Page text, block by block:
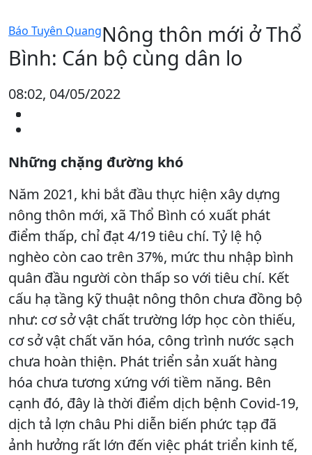
Báo Tuyên QuangNông thôn mới ở Thổ
Bình: Cán bộ cùng dân lo
08:02, 04/05/2022
Những chặng đường khó
Năm 2021, khi bắt đầu thực hiện xây dựng
nông thôn mới, xã Thổ Bình có xuất phát
điểm thấp, chỉ đạt 4/19 tiêu chí. Tỷ lệ hộ
nghèo còn cao trên 37%, mức thu nhập bình
quân đầu người còn thấp so với tiêu chí. Kết
cấu hạ tầng kỹ thuật nông thôn chưa đồng bộ
như: cơ sở vật chất trường lớp học còn thiếu,
cơ sở vật chất văn hóa, công trình nước sạch
chưa hoàn thiện. Phát triển sản xuất hàng
hóa chưa tương xứng với tiềm năng. Bên
cạnh đó, đây là thời điểm dịch bệnh Covid-19,
dịch tả lợn châu Phi diễn biến phức tạp đã
ảnh hưởng rất lớn đến việc phát triển kinh tế,